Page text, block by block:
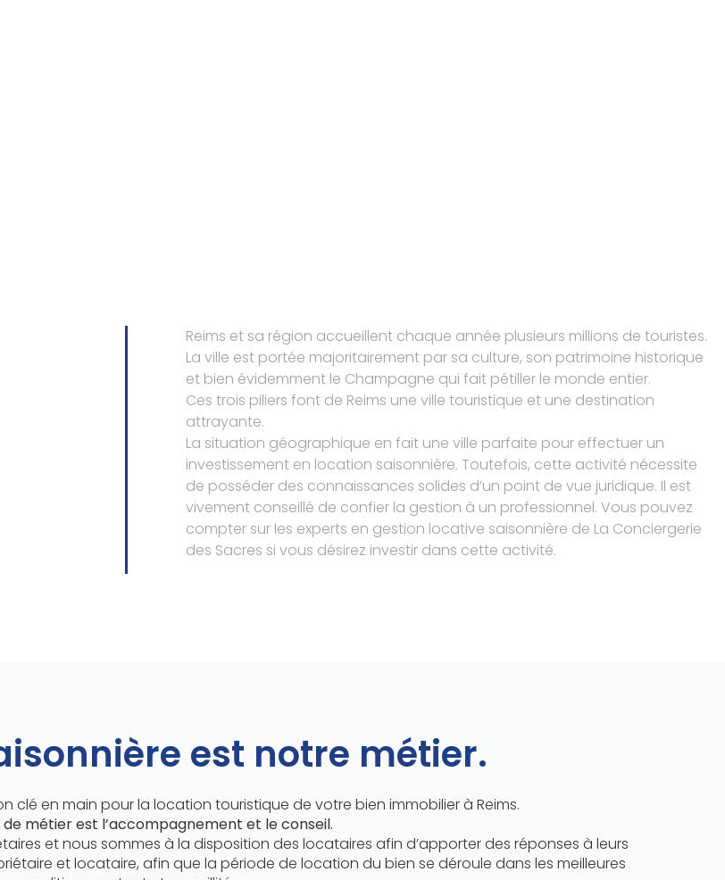
Reims et sa région accueillent chaque année plusieurs millions de touristes.
La ville est portée majoritairement par sa culture, son patrimoine historique
et bien évidemment le Champagne qui fait pétiller le monde entier.
Ces trois piliers font de Reims une ville touristique et une destination
attrayante.
La situation géographique en fait une ville parfaite pour effectuer un
investissement en location saisonnière. Toutefois, cette activité nécessite
de posséder des connaissances solides d’un point de vue juridique. Il est
vivement conseillé de confier la gestion à un professionnel. Vous pouvez
compter sur les experts en gestion locative saisonnière de La Conciergerie
des Sacres si vous désirez investir dans cette activité.
est notre métier.
clé en main pour la location touristique de votre bien immobilier à Reims.
métier est l’accompagnement et le conseil.
et nous sommes à la disposition des locataires afin d’apporter des réponses à leurs
et locataire, afin que la période de location du bien se déroule dans les meilleures